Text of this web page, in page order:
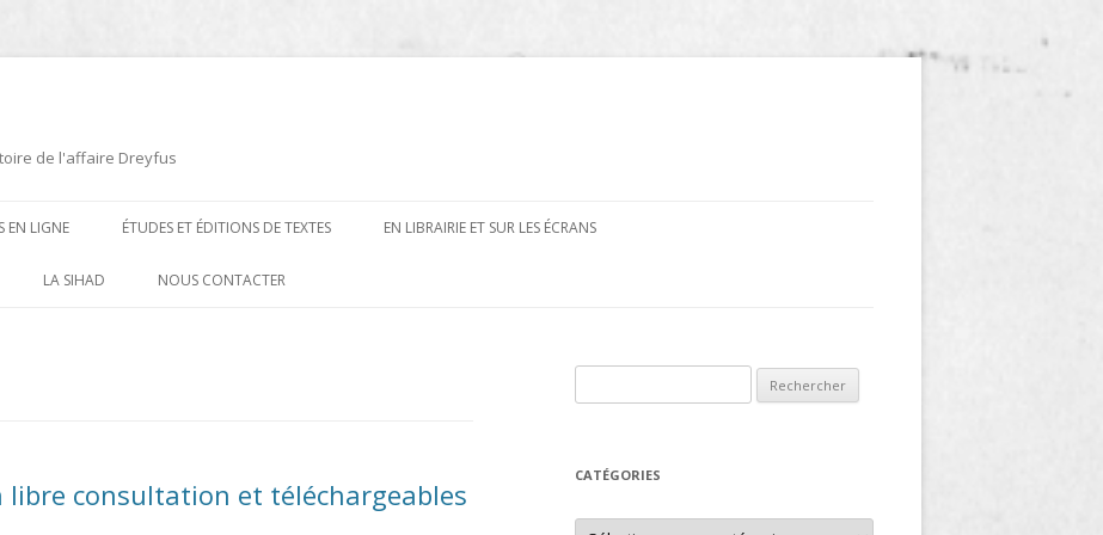
de l'affaire Dreyfus
EN LIGNE
L’AFFAIRE DREYFUS AU CINÉMA
DE
ÉTUDES ET ÉDITIONS DE TEXTES
ÉDITIONS DE TEXTES
EN LIBRAIRIE ET SUR LES ÉCRANS
LA SIHAD NOUS CONTACTER
libre consultation et téléchargeables
CATÉGORIES
Catégories